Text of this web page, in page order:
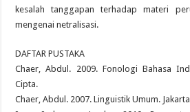
kesalah tanggapan terhadap materi
mengenai netralisasi.
DAFTAR PUSTAKA
Chaer, Abdul. 2009. Fonologi Bahasa
Cipta.
Chaer, Abdul. 2007. Linguistik Umum.